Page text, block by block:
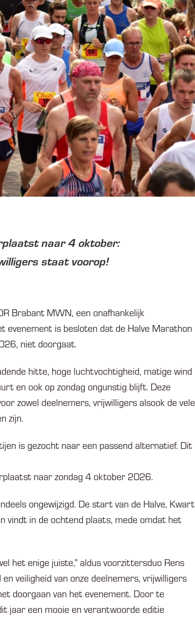
naar 4 oktober:
staat voorop!
Brabant MWN, een onafhankelijk
evenement is besloten dat de Halve Marathon
niet doorgaat.
hitte, hoge luchtvochtigheid, matige wind
en ook op zondag ongunstig blijft. Deze
zowel deelnemers, vrijwilligers alsook de vele
zijn.
is gezocht naar een passend alternatief. Dit
naar zondag 4 oktober 2026.
ongewijzigd. De start van de Halve, Kwart
vindt in de ochtend plaats, mede omdat het
het enige juiste,” aldus voorzittersduo Rens
veiligheid van onze deelnemers, vrijwilligers
doorgaan van het evenement. Door te
jaar een mooie en verantwoorde editie